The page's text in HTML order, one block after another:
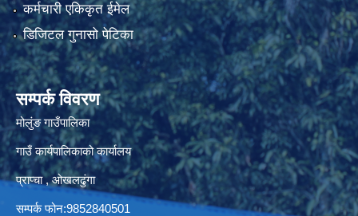
कर्मचारी एकिकृत ईमेल
डिजिटल गुनासो पेटिका
सम्पर्क विवरण
मोलुंङ गाउँपालिका
गाउँ कार्यपालिकाको कार्यालय
प्राप्चा , ओखलढुंगा
सम्पर्क फोन:9852840501